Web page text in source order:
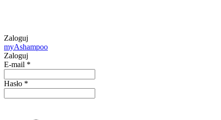
Zaloguj
myAshampoo
Zaloguj
E-mail *
Hasło *